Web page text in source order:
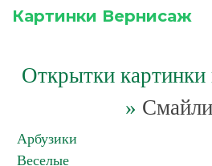
Картинки Вернисаж
Открытки
»
Арбузики
Веселые